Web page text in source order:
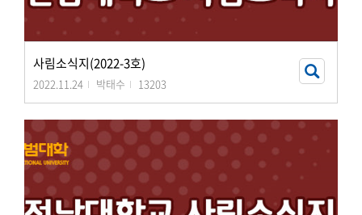
사림소식지(2022-3호)
2022.11.24 박태수 13203